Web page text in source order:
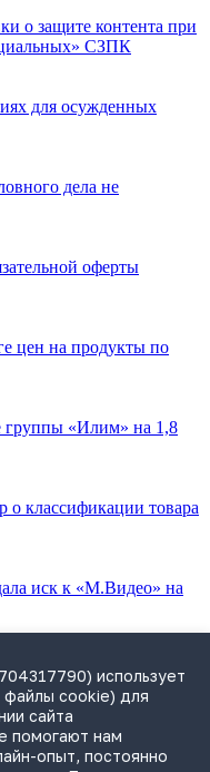
о защите контента при
СЗПК
для осужденных
дела не
оферты
цен на продукты по
группы «Илим» на 1,8
о классификации товара
иск к «М.Видео» на
управления
«дочки»
использует
cookie) для
сайта
помогают нам
опыт, постоянно